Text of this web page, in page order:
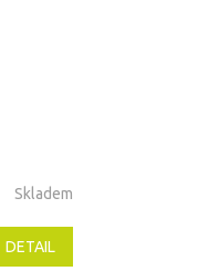
Skladem
DETAIL